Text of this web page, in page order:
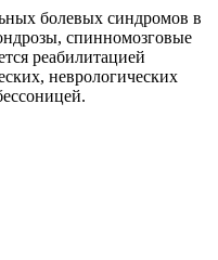
болевых синдромов в
спинномозговые
реабилитацией
неврологических